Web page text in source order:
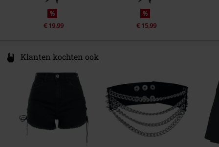
%
€ 19,99
%
€ 15,99
Klanten kochten ook